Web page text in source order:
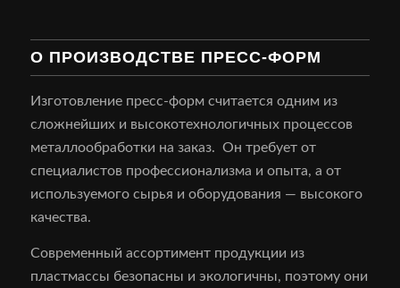
О ПРОИЗВОДСТВЕ ПРЕСС-ФОРМ
Изготовление пресс-форм считается одним из
сложнейших и высокотехнологичных процессов
металлообработки на заказ. Он требует от
специалистов профессионализма и опыта, а от
используемого сырья и оборудования — высокого
качества.
Современный ассортимент продукции из
пластмассы безопасны и экологичны, поэтому они